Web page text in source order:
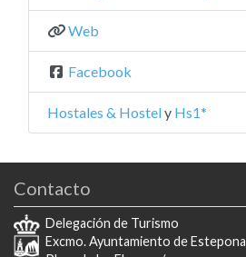
Web
Facebook
Hostales & Hostely Hs1*
Contacto
Delegación de Turismo
Excmo. Ayuntamiento de Estepona